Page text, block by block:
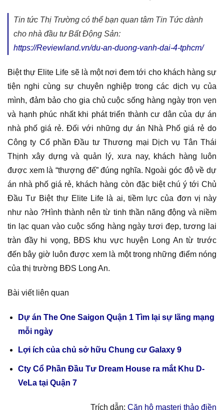
Tin tức Thị Trường có thể bạn quan tâm Tin Tức dành
cho nhà đầu tư Bất Động Sản:
https://Reviewland.vn/du-an-duong-vanh-dai-4-tphcm/
Biệt thự Elite Life sẽ là một nơi đem tới cho khách hàng sự
tiện nghi cùng sự chuyên nghiệp trong các dịch vụ của
mình, đảm bảo cho gia chủ cuộc sống hàng ngày trọn vẹn
và hạnh phúc nhất khi phát triển thành cư dân của dự án
nhà phố giá rẻ. Đối với những dự án Nhà Phố giá rẻ do
Công ty Cổ phần Đầu tư Thương mại Dịch vụ Tân Thái
Thịnh xây dựng và quản lý, xưa nay, khách hàng luôn
được xem là “thượng đế” đúng nghĩa. Ngoài góc độ về dự
án nhà phố giá rẻ, khách hàng còn đặc biệt chú ý tới Chủ
Đầu Tư Biệt thự Elite Life là ai, tiềm lực của đơn vị này
như nào ?Hình thành nên từ tinh thần năng động và niềm
tin lạc quan vào cuộc sống hàng ngày tươi đẹp, tương lai
tràn đầy hi vọng, BĐS khu vực huyện Long An từ trước
đến bây giờ luôn được xem là một trong những điểm nóng
của thị trường BĐS Long An.
Bài viết liên quan
Dự án The One Saigon Quận 1 Tìm lại sự lãng mạng
mỗi ngày
Lợi ích của chủ sở hữu Chung cư Galaxy 9
Cty Cổ Phần Đầu Tư Dream House ra mắt Khu D-
VeLa tại Quận 7
Trích dẫn: Căn hộ masteri thảo điền